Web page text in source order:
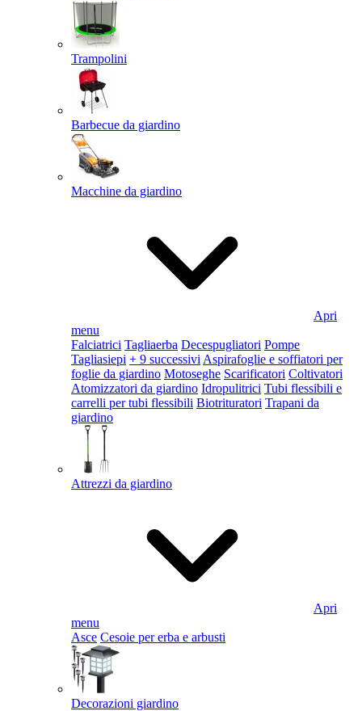
Trampolini
Barbecue da giardino
Macchine da giardino
Apri
menu
Falciatrici Tagliaerba Decespugliatori Pompe
Tagliasiepi + 9 successivi Aspirafoglie e soffiatori per
foglie da giardino Motoseghe Scarificatori Coltivatori
Atomizzatori da giardino Idropulitrici Tubi flessibili e
carrelli per tubi flessibili Biotrituratori Trapani da
giardino
Attrezzi da giardino
Apri
menu
Asce Cesoie per erba e arbusti
Decorazioni giardino